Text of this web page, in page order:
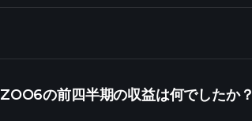
ZOO6の前四半期の収益は何でしたか？